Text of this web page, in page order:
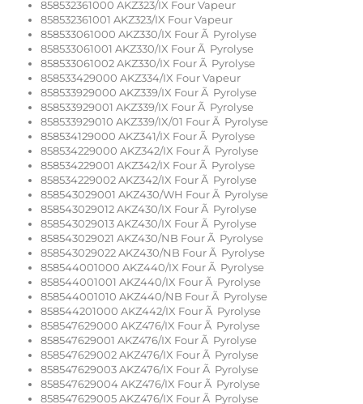
858532361000 AKZ323/IX Four Vapeur
858532361001 AKZ323/IX Four Vapeur
858533061000 AKZ330/IX Four Ã Pyrolyse
858533061001 AKZ330/IX Four Ã Pyrolyse
858533061002 AKZ330/IX Four Ã Pyrolyse
858533429000 AKZ334/IX Four Vapeur
858533929000 AKZ339/IX Four Ã Pyrolyse
858533929001 AKZ339/IX Four Ã Pyrolyse
858533929010 AKZ339/IX/01 Four Ã Pyrolyse
858534129000 AKZ341/IX Four Ã Pyrolyse
858534229000 AKZ342/IX Four Ã Pyrolyse
858534229001 AKZ342/IX Four Ã Pyrolyse
858534229002 AKZ342/IX Four Ã Pyrolyse
858543029001 AKZ430/WH Four Ã Pyrolyse
858543029012 AKZ430/IX Four Ã Pyrolyse
858543029013 AKZ430/IX Four Ã Pyrolyse
858543029021 AKZ430/NB Four Ã Pyrolyse
858543029022 AKZ430/NB Four Ã Pyrolyse
858544001000 AKZ440/IX Four Ã Pyrolyse
858544001001 AKZ440/IX Four Ã Pyrolyse
858544001010 AKZ440/NB Four Ã Pyrolyse
858544201000 AKZ442/IX Four Ã Pyrolyse
858547629000 AKZ476/IX Four Ã Pyrolyse
858547629001 AKZ476/IX Four Ã Pyrolyse
858547629002 AKZ476/IX Four Ã Pyrolyse
858547629003 AKZ476/IX Four Ã Pyrolyse
858547629004 AKZ476/IX Four Ã Pyrolyse
858547629005 AKZ476/IX Four Ã Pyrolyse